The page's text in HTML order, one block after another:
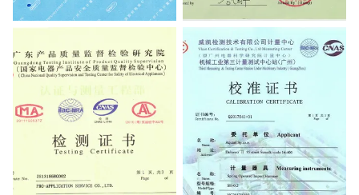
TEST REPORT Testing Certificate